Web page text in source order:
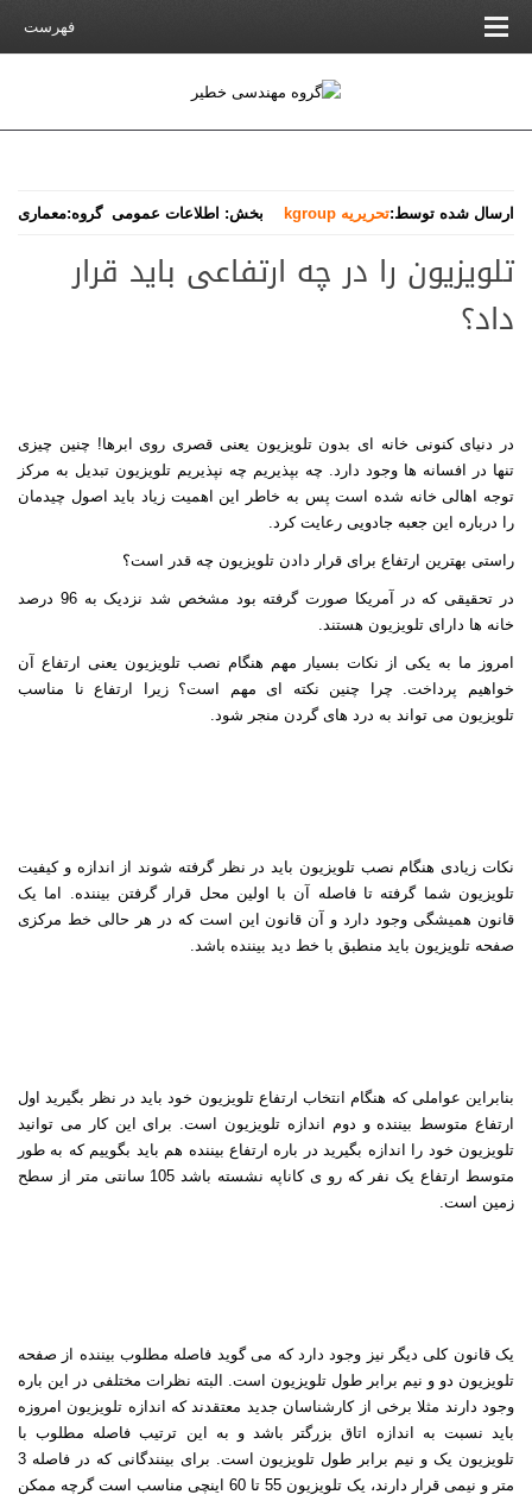
فهرست
ارسال شده توسط:تحریریه kgroup بخش: اطلاعات عمومی گروه:معماری
تلویزیون را در چه ارتفاعی باید قرار
داد؟
در دنیای کنونی خانه ای بدون تلویزیون یعنی قصری روی ابرها! چنین چیزی
تنها در افسانه ها وجود دارد. چه بپذیریم چه نپذیریم تلویزیون تبدیل به مرکز
توجه اهالی خانه شده است پس به خاطر این اهمیت زیاد باید اصول چیدمان
را درباره این جعبه جادویی رعایت کرد.
راستی بهترین ارتفاع برای قرار دادن تلویزیون چه قدر است؟
در تحقیقی که در آمریکا صورت گرفته بود مشخص شد نزدیک به 96 درصد
خانه ها دارای تلویزیون هستند.
امروز ما به یکی از نکات بسیار مهم هنگام نصب تلویزیون یعنی ارتفاع آن
خواهیم پرداخت. چرا چنین نکته ای مهم است؟ زیرا ارتفاع نا مناسب
تلویزیون می تواند به درد های گردن منجر شود.
نکات زیادی هنگام نصب تلویزیون باید در نظر گرفته شوند از اندازه و کیفیت
تلویزیون شما گرفته تا فاصله آن با اولین محل قرار گرفتن بیننده. اما یک
قانون همیشگی وجود دارد و آن قانون این است که در هر حالی خط مرکزی
صفحه تلویزیون باید منطبق با خط دید بیننده باشد.
بنابراین عواملی که هنگام انتخاب ارتفاع تلویزیون خود باید در نظر بگیرید اول
ارتفاع متوسط بیننده و دوم اندازه تلویزیون است. برای این کار می توانید
تلویزیون خود را اندازه بگیرید در باره ارتفاع بیننده هم باید بگوییم که به طور
متوسط ارتفاع یک نفر که رو ی کاناپه نشسته باشد 105 سانتی متر از سطح
زمین است.
یک قانون کلی دیگر نیز وجود دارد که می گوید فاصله مطلوب بیننده از صفحه
تلویزیون دو و نیم برابر طول تلویزیون است. البته نظرات مختلفی در این باره
وجود دارند مثلا برخی از کارشناسان جدید معتقدند که اندازه تلویزیون امروزه
باید نسبت به اندازه اتاق بزرگتر باشد و به این ترتیب فاصله مطلوب با
تلویزیون یک و نیم برابر طول تلویزیون است. برای بینندگانی که در فاصله 3
متر و نیمی قرار دارند، یک تلویزیون 55 تا 60 اینچی مناسب است گرچه ممکن